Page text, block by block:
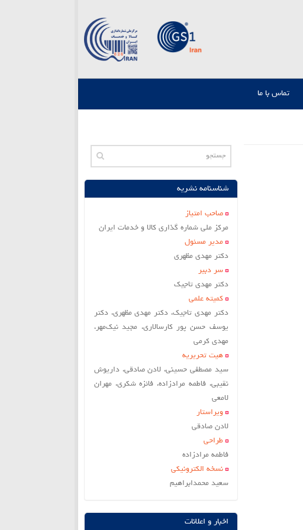
تماس با ما
شناسنامه نشریه
صاحب امتياز
مركز ملي شماره گذاري كالا و خدمات ايران
مدير مسئول
دکتر مهدی مظهری
سر دبير
دکتر مهدی تاجیک
کمیته علمی
دکتر مهدی تاجیک، دکتر مهدی مظهری، دکتر
یوسف حسن پور کارسالاری، مجید نیک‌مهر،
مهدی کرمی
هیت تحریریه
سید مصطفی حسینی، لادن صادقی، داریوش
نقیبی، فاطمه مرادزاده، فائزه شکری، مهران
لامعی
ویراستار
لادن صادقي
طراحی
فاطمه مرادزاده
نسخه الکترونیکی
سعيد محمدابراهيم
اخبار و اعلانات